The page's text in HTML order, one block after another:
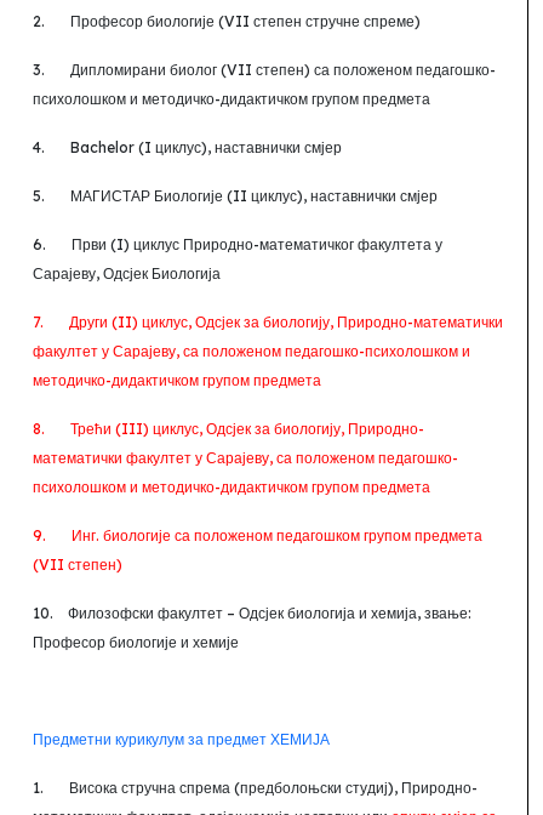
2. Професор биологије (VII степен стручне спреме)
3. Дипломирани биолог (VII степен) са положеном педагошко-
психолошком и методичко-дидактичком групом предмета
4. Bachelor (I циклус), наставнички смјер
5. МАГИСТАР Биологије (II циклус), наставнички смјер
6. Први (I) циклус Природно-математичког факултета у
Сарајеву, Одсјек Биологија
7. Други (II) циклус, Одсјек за биологију, Природно-математички
факултет у Сарајеву, са положеном педагошко-психолошком и
методичко-дидактичком групом предмета
8. Трећи (III) циклус, Одсјек за биологију, Природно-
математички факултет у Сарајеву, са положеном педагошко-
психолошком и методичко-дидактичком групом предмета
9. Инг. биологије са положеном педагошком групом предмета
(VII степен)
10. Филозофски факултет – Одсјек биологија и хемија, звање:
Професор биологије и хемије
Предметни курикулум за предмет ХЕМИЈА
1. Висока стручна спрема (предболоњски студиј), Природно-